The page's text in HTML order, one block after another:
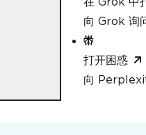
向 Grok 询
打开困惑
向